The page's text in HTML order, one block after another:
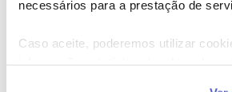
necessários para a prestação de
Caso aceite, poderemos utilizar
Please send us a private message with
Best Ragards,